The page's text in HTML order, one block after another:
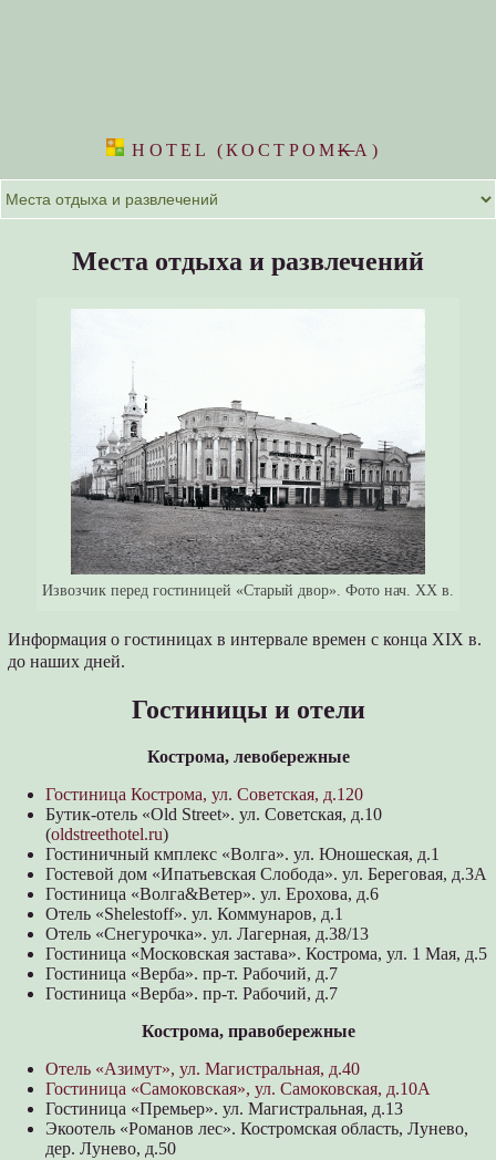
HOTEL (КОСТРОМKА)
Места отдыха и развлечений
Извозчик перед гостиницей «Старый двор». Фото нач. ХХ в.
Информация о гостиницах в интервале времен с конца XIX в.
до наших дней.
Гостиницы и отели
Кострома, левобережные
Гостиница Кострома, ул. Советская, д.120
Бутик-отель «Old Street». ул. Советская, д.10
(oldstreethotel.ru)
Гостиничный кмплекс «Волга». ул. Юношеская, д.1
Гостевой дом «Ипатьевская Слобода». ул. Береговая, д.3А
Гостиница «Волга&Ветер». ул. Ерохова, д.6
Отель «Shelestoff». ул. Коммунаров, д.1
Отель «Снегурочка». ул. Лагерная, д.38/13
Гостиница «Московская застава». Кострома, ул. 1 Мая, д.5
Гостиница «Верба». пр-т. Рабочий, д.7
Гостиница «Верба». пр-т. Рабочий, д.7
Кострома, правобережные
Отель «Азимут», ул. Магистральная, д.40
Гостиница «Самоковская», ул. Самоковская, д.10А
Гостиница «Премьер». ул. Магистральная, д.13
Экоотель «Романов лес». Костромская область, Лунево,
дер. Лунево, д.50